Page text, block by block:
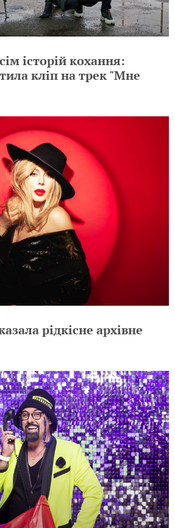
історій кохання:
кліп на трек "Мне
рідкісне архівне